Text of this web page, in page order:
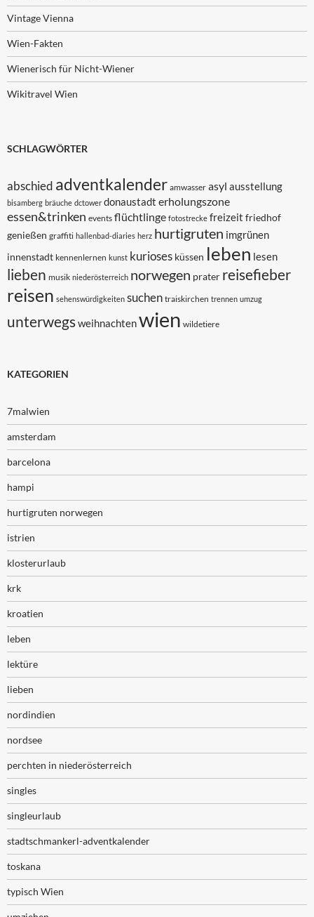
Vintage Vienna
Wien-Fakten
Wienerisch für Nicht-Wiener
Wikitravel Wien
SCHLAGWÖRTER
abschied adventkalender amwasser asyl ausstellung
bisamberg bräuche dctower donaustadt erholungszone
essen&trinken events flüchtlinge fotostrecke freizeit friedhof
genießen graffiti hallenbad-diaries herz hurtigruten imgrünen
innenstadt kennenlernen kunst kurioses küssen leben lesen
lieben musik niederösterreich norwegen prater reisefieber
reisen sehenswürdigkeiten suchen traiskirchen trennen umzug
unterwegsweihnachtenwien wildetiere
KATEGORIEN
7malwien
amsterdam
barcelona
hampi
hurtigruten norwegen
istrien
klosterurlaub
krk
kroatien
leben
lektüre
lieben
nordindien
nordsee
perchten in niederösterreich
singles
singleurlaub
stadtschmankerl-adventkalender
toskana
typisch Wien